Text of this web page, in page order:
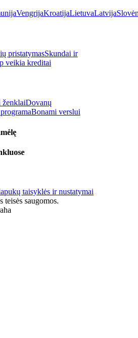
VengrijaKroatijaLietuvaLatvija
pristatymasSkundai ir
veikia kreditai
ženklaiDovanų
Bonami verslui
taisyklės ir nustatymai
saugomos.